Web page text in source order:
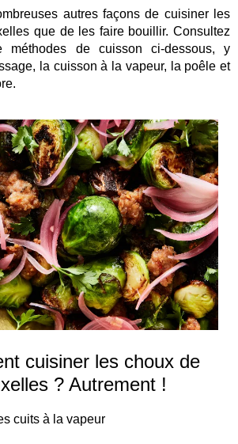
autres façons de cuisiner les
que de les faire bouillir. Consultez
méthodes de cuisson ci-dessous, y
la cuisson à la vapeur, la poêle et
cuisiner les choux de
? Autrement !
cuits à la vapeur